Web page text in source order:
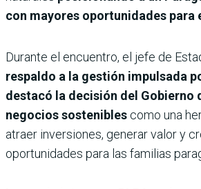
con mayores oportunidades para
Durante el encuentro, el jefe de
respaldo a la gestión impulsada
destacó la decisión del Gobierno
negocios sostenibles como una
atraer inversiones, generar valor y
oportunidades para las familias